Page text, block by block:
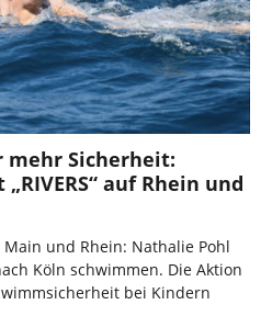
mehr Sicherheit:
auf Rhein und
und Rhein: Nathalie Pohl
Köln schwimmen. Die Aktion
bei Kindern